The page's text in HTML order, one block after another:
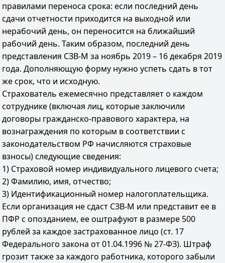
правилами переноса срока: если последний день
сдачи отчетности приходится на выходной или
нерабочий день, он переносится на ближайший
рабочий день. Таким образом, последний день
представления СЗВ-М за ноябрь 2019 – 16 декабря 2019
года. Дополняющую форму нужно успеть сдать в тот
же срок, что и исходную.
Страхователь ежемесячно представляет о каждом
сотруднике (включая лиц, которые заключили
договоры гражданско-правового характера, на
вознаграждения по которым в соответствии с
законодательством РФ начисляются страховые
взносы) следующие сведения:
1) Страховой номер индивидуального лицевого счета;
2) Фамилию, имя, отчество;
3) Идентификационный номер налогоплательщика.
Если организация не сдаст СЗВ-М или представит ее в
ПФР с опозданием, ее оштрафуют в размере 500
рублей за каждое застрахованное лицо (ст. 17
Федерального закона от 01.04.1996 № 27-ФЗ). Штраф
грозит также за каждого работника, которого забыли